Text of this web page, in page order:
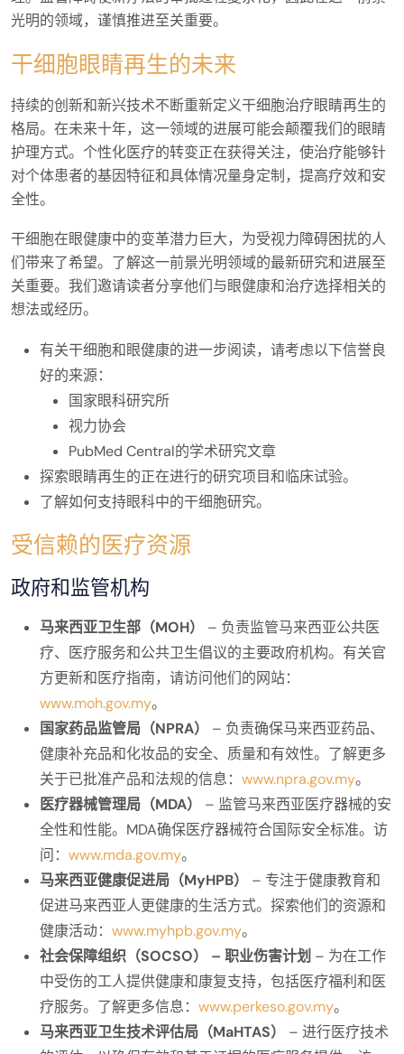
光明的领域，谨慎推进至关重要。
干细胞眼睛再生的未来
持续的创新和新兴技术不断重新定义干细胞治疗眼睛再生的
格局。在未来十年，这一领域的进展可能会颠覆我们的眼睛
护理方式。个性化医疗的转变正在获得关注，使治疗能够针
对个体患者的基因特征和具体情况量身定制，提高疗效和安
全性。
干细胞在眼健康中的变革潜力巨大，为受视力障碍困扰的人
们带来了希望。了解这一前景光明领域的最新研究和进展至
关重要。我们邀请读者分享他们与眼健康和治疗选择相关的
想法或经历。
有关干细胞和眼健康的进一步阅读，请考虑以下信誉良
好的来源：
国家眼科研究所
视力协会
PubMed Central的学术研究文章
探索眼睛再生的正在进行的研究项目和临床试验。
了解如何支持眼科中的干细胞研究。
受信赖的医疗资源
政府和监管机构
马来西亚卫生部（MOH）
– 负责监管马来西亚公共医
疗、医疗服务和公共卫生倡议的主要政府机构。有关官
方更新和医疗指南，请访问他们的网站：
www.moh.gov.my。
国家药品监管局（NPRA）
– 负责确保马来西亚药品、
健康补充品和化妆品的安全、质量和有效性。了解更多
关于已批准产品和法规的信息： www.npra.gov.my。
医疗器械管理局（MDA）
– 监管马来西亚医疗器械的安
全性和性能。MDA确保医疗器械符合国际安全标准。访
问： www.mda.gov.my。
马来西亚健康促进局（MyHPB）
– 专注于健康教育和
促进马来西亚人更健康的生活方式。探索他们的资源和
健康活动： www.myhpb.gov.my。
社会保障组织（SOCSO） – 职业伤害计划 – 为在工作
中受伤的工人提供健康和康复支持，包括医疗福利和医
疗服务。了解更多信息： www.perkeso.gov.my。
马来西亚卫生技术评估局（MaHTAS）
– 进行医疗技术